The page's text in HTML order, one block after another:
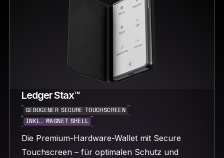
Ledger Stax™
GEBOGENER SECURE TOUCHSCREEN
INKL. MAGNET SHELL
Die Premium-Hardware-Wallet mit Secure
Touchscreen – für optimalen Schutz und